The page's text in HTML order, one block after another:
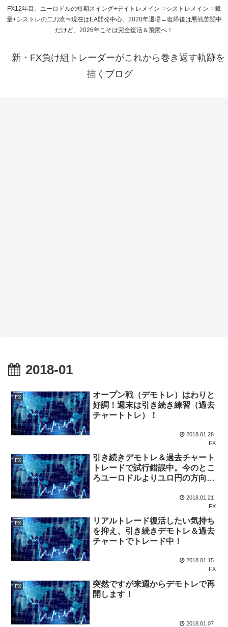
FX12年目。ユーロドルの短期スイング+デイトレメイン⇒シストレメイン⇒裁
量+シストレの二刀流⇒現在はEA開発中心。2020年退場→復帰後は悪戦苦闘中
だけど、2026年こそは完全復活＆飛躍へ！
新・FX負け組トレーダーがこれから巻き返す軌跡を
描くブログ
2018-01
FX
オープン戦（デモトレ）はわりと
好調！週末は引き続き練習（過去
チャートトレ）！
2018.01.28
FX
FX
引き続きデモトレ＆過去チャート
トレードで試行錯誤中。今のとこ
ろユーロドルよりユロ円の方向
2018.01.21
FX
FX
リアルトレード復活したい気持ち
を抑え、引き続きデモトレ＆過去
チャートでトレード中！
2018.01.15
FX
FX
突然ですが来週からデモトレで再
開します！
2018.01.07